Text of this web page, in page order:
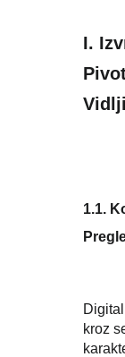
I.
1.1.
kroz